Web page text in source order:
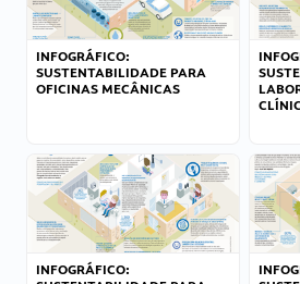
INFOGRÁFICO:
SUSTENTABILIDADE PARA
OFICINAS MECÂNICAS
INFOGRÁFICO: